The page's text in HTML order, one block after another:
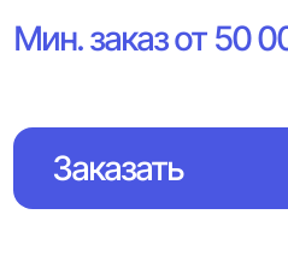
Мин. заказ от 50
Заказать